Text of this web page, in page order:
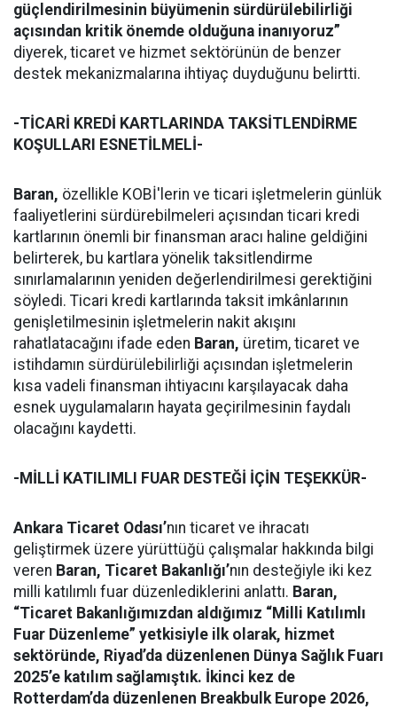
güçlendirilmesinin büyümenin sürdürülebilirliği
açısından kritik önemde olduğuna inanıyoruz”
diyerek, ticaret ve hizmet sektörünün de benzer
destek mekanizmalarına ihtiyaç duyduğunu belirtti.
-TİCARİ KREDİ KARTLARINDA TAKSİTLENDİRME
KOŞULLARI ESNETİLMELİ-
Baran, özellikle KOBİ'lerin ve ticari işletmelerin günlük
faaliyetlerini sürdürebilmeleri açısından ticari kredi
kartlarının önemli bir finansman aracı haline geldiğini
belirterek, bu kartlara yönelik taksitlendirme
sınırlamalarının yeniden değerlendirilmesi gerektiğini
söyledi. Ticari kredi kartlarında taksit imkânlarının
genişletilmesinin işletmelerin nakit akışını
rahatlatacağını ifade eden Baran, üretim, ticaret ve
istihdamın sürdürülebilirliği açısından işletmelerin
kısa vadeli finansman ihtiyacını karşılayacak daha
esnek uygulamaların hayata geçirilmesinin faydalı
olacağını kaydetti.
-MİLLİ KATILIMLI FUAR DESTEĞİ İÇİN TEŞEKKÜR-
Ankara Ticaret Odası’nın ticaret ve ihracatı
geliştirmek üzere yürüttüğü çalışmalar hakkında bilgi
veren Baran, Ticaret Bakanlığı’nın desteğiyle iki kez
milli katılımlı fuar düzenlediklerini anlattı. Baran,
“Ticaret Bakanlığımızdan aldığımız “Milli Katılımlı
Fuar Düzenleme” yetkisiyle ilk olarak, hizmet
sektöründe, Riyad’da düzenlenen Dünya Sağlık Fuarı
2025’e katılım sağlamıştık. İkinci kez de
Rotterdam’da düzenlenen Breakbulk Europe 2026,